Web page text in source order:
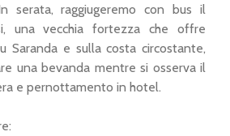
serata, raggiugeremo con bus il
una vecchia fortezza che offre
Saranda e sulla costa circostante,
una bevanda mentre si osserva il
e pernottamento in hotel.